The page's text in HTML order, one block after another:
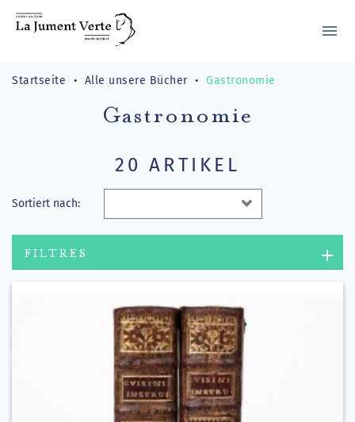
menu
Startseite Alle unsere Bücher Gastronomie
Gastronomie
20 ARTIKEL
Sortiert nach:
FILTRES